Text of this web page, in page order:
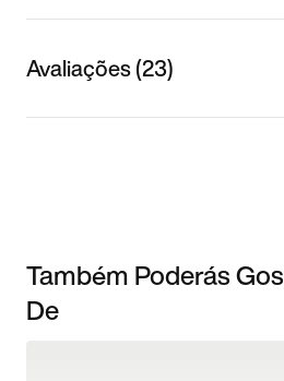
Avaliações (23)
Também Poderás
De